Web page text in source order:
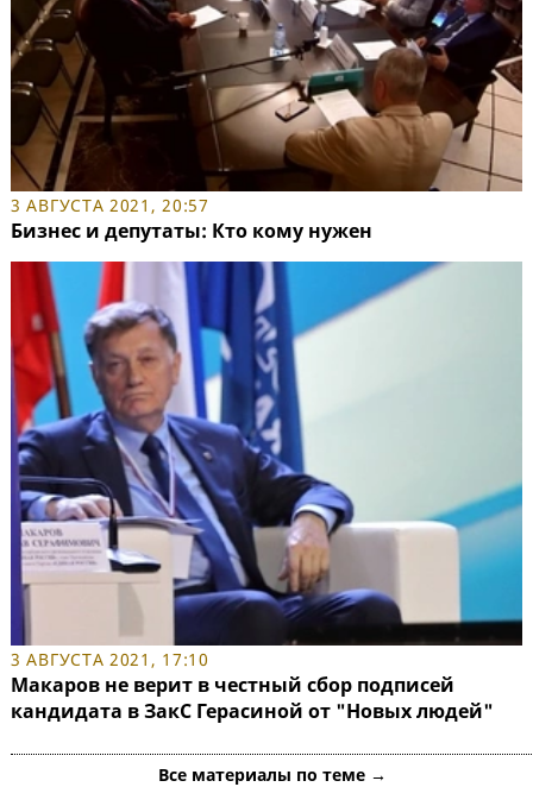
3 АВГУСТА 2021, 20:57
Бизнес и депутаты: Кто кому нужен
3 АВГУСТА 2021, 17:10
Макаров не верит в честный сбор подписей
кандидата в ЗакС Герасиной от "Новых людей"
Все материалы по теме →